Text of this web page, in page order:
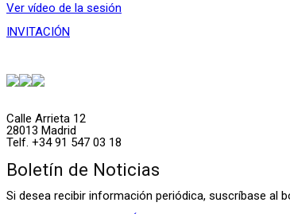
Ver vídeo de la sesión
INVITACIÓN
Calle Arrieta 12
28013 Madrid
Telf. +34 91 547 03 18
Boletín de Noticias
Si desea recibir información periódica, suscríbase al